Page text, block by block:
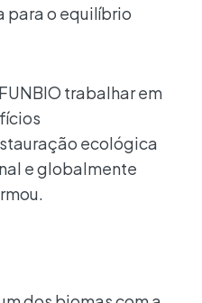
para o equilíbrio
trabalhar em
ecológica
e globalmente